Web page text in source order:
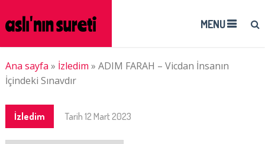
MENU
Ana sayfa » İzledim » ADIM FARAH – Vicdan İnsanın
İçindeki Sınavdır
İzledim Tarih 12 Mart 2023